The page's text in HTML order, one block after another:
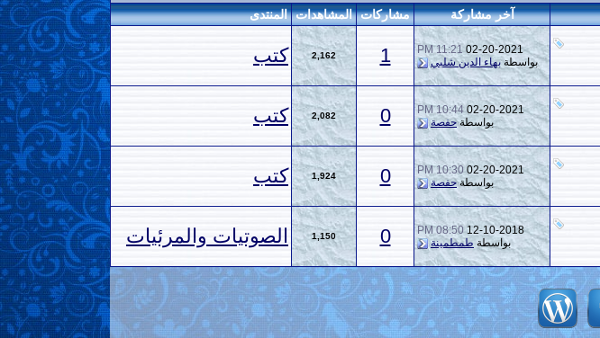
آخر مشاركة مشاركات المشاهدات المنتدى
02-20-2021
11:21 PM
بواسطةبهاء الدين شلبي 1
2,162 كتب
02-20-2021
10:44 PM
بواسطةحفصة 0
2,082 كتب
02-20-2021
10:30 PM
بواسطةحفصة 0
1,924 كتب
12-10-2018
08:50 PM
بواسطة طمطمينة 0
1,150 الصوتيات والمرئيات